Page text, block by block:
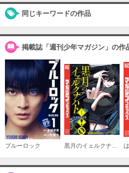
必要ポイント：
Ｆｉｌｅ（１４）
必要ポイント：600
Ｆｉｌｅ（１５）
同じキーワードの作品
掲載誌「週刊少年マガジン」の作
ブルーロック 黒月のイェルクナハト